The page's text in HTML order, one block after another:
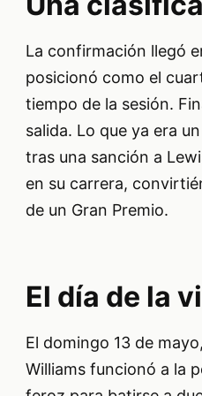
La confirmación llegó
posicionó como el
tiempo de la sesión.
salida. Lo que ya era
tras una sanción a
en su carrera,
de un Gran Premio.
El día de la
El domingo 13 de
Williams funcionó a la